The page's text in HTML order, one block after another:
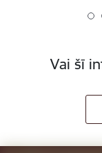
Vai šī